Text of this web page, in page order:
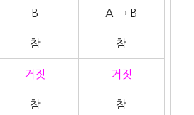
B A → B
참 참
거짓 거짓
참 참